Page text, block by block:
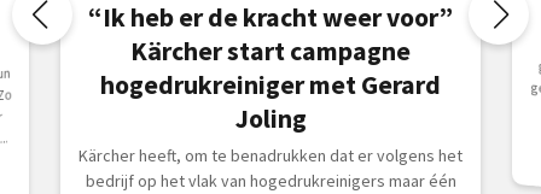
“Ik heb er de kracht weer voor”
Kärcher start campagne
hogedrukreiniger met Gerard
Joling
Kärcher heeft, om te benadrukken dat er volgens het
bedrijf op het vlak van hogedrukreinigers maar één